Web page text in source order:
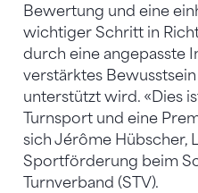
Bewertung und eine
wichtiger Schritt in
durch eine angepasste
verstärktes
unterstützt wird. «Dies
Turnsport und eine
sich Jérôme Hübscher,
Sportförderung beim
Turnverband (STV).